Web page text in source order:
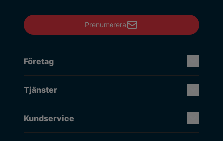
Prenumerera
Företag
Tjänster
Kundservice